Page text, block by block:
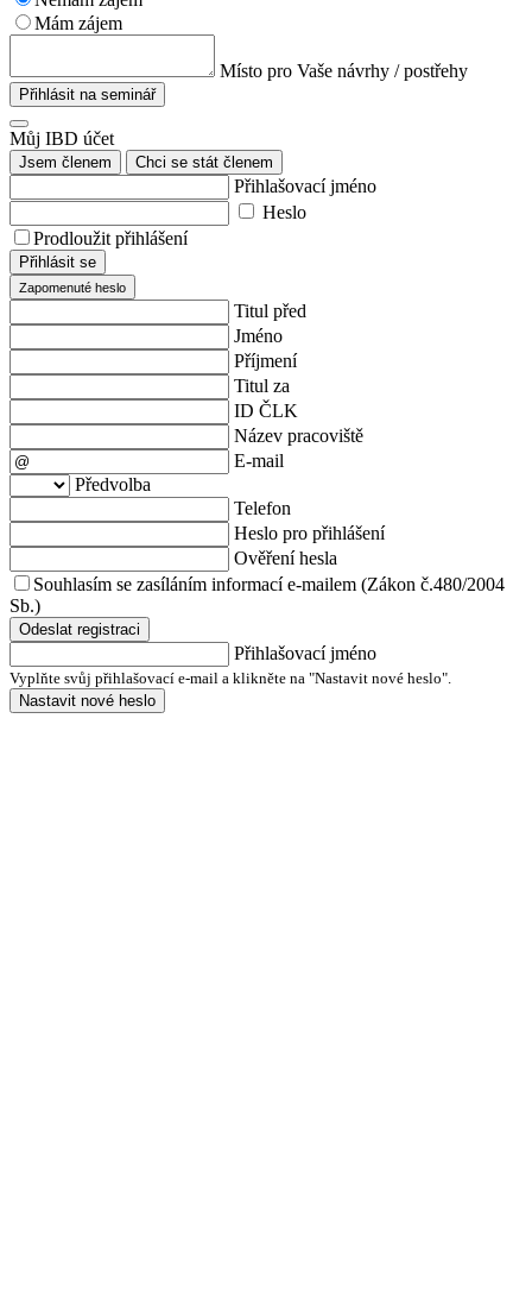
Mám zájem
Místo pro Vaše návrhy / postřehy
Přihlásit na seminář
Můj IBD účet
Jsem členem Chci se stát členem
Přihlašovací jméno
Heslo
Prodloužit přihlášení
Přihlásit se
Zapomenuté heslo
Titul před
Jméno
Příjmení
Titul za
ID ČLK
Název pracoviště
E-mail
Předvolba
Telefon
Heslo pro přihlášení
Ověření hesla
Souhlasím se zasíláním informací e-mailem (Zákon č.480/2004
Sb.)
Odeslat registraci
Přihlašovací jméno
Vyplňte svůj přihlašovací e-mail a klikněte na "Nastavit nové heslo".
Nastavit nové heslo